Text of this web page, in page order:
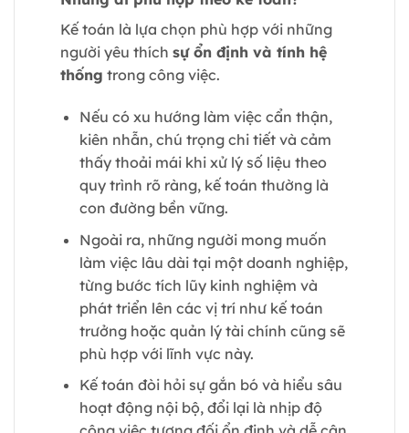
Kế toán là lựa chọn phù hợp với những
người yêu thích sự ổn định và tính hệ
thống trong công việc.
Nếu có xu hướng làm việc cẩn thận,
kiên nhẫn, chú trọng chi tiết và cảm
thấy thoải mái khi xử lý số liệu theo
quy trình rõ ràng, kế toán thường là
con đường bền vững.
Ngoài ra, những người mong muốn
làm việc lâu dài tại một doanh nghiệp,
từng bước tích lũy kinh nghiệm và
phát triển lên các vị trí như kế toán
trưởng hoặc quản lý tài chính cũng sẽ
phù hợp với lĩnh vực này.
Kế toán đòi hỏi sự gắn bó và hiểu sâu
hoạt động nội bộ, đổi lại là nhịp độ